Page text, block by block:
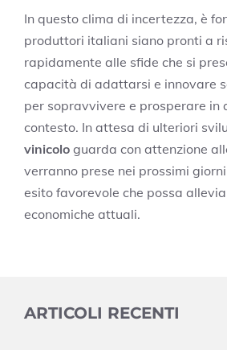
In questo clima di incertezza, è
produttori italiani siano pronti a
rapidamente alle sfide che si
capacità di adattarsi e innovare
per sopravvivere e prosperare in
contesto. In attesa di ulteriori
vinicolo guarda con attenzione
verranno prese nei prossimi
esito favorevole che possa
economiche attuali.
ARTICOLI RECENTI